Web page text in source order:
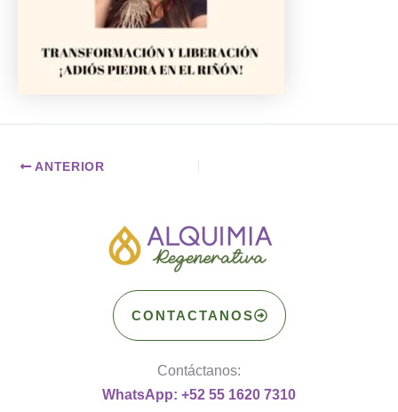
ANTERIOR
CONTACTANOS
Contáctanos:
WhatsApp: +52 55 1620 7310